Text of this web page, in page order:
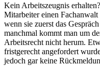
Kein Arbeitszeugnis
Mitarbeiter einen
wenn sie zuerst das
manchmal kommt man um
Arbeitsrecht nicht herum.
fristgerecht angefordert
jedoch gar keine